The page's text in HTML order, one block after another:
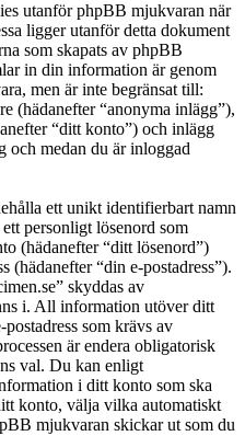
utanför phpBB mjukvaran när
ligger utanför detta dokument
som skapats av phpBB
in din information är genom
men är inte begränsat till:
(hädanefter “anonyma inlägg”),
“ditt konto”) och inlägg
och medan du är inloggad
ett unikt identifierbart namn
personligt lösenord som
(hädanefter “ditt lösenord”)
(hädanefter “din e-postadress”).
skyddas av
i. All information utöver ditt
som krävs av
är endera obligatorisk
val. Du kan enligt
i ditt konto som ska
konto, välja vilka automatiskt
mjukvaran skickar ut som du